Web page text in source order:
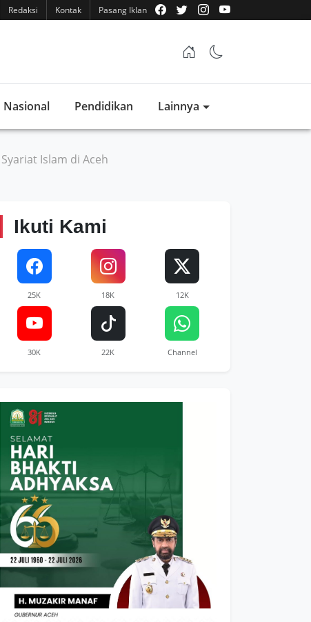
Redaksi Kontak Pasang Iklan
Nasional Pendidikan Lainnya
Islam di Aceh
Ikuti Kami
25K 18K 12K
30K 22K Channel